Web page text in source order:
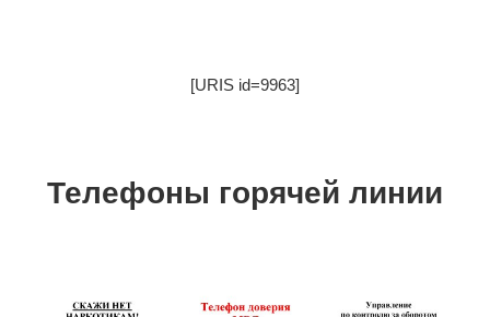
[URIS id=9963]
Телефоны горячей линии